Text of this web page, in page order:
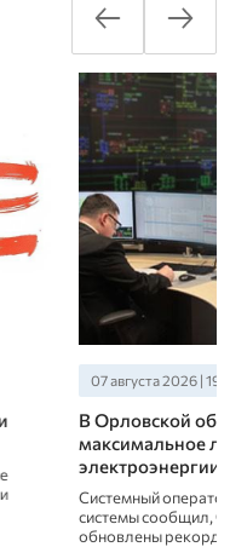
07 августа 2026 |
В Орловской
максимальное
электроэнергии
Системный
системы сообщил,
обновлены